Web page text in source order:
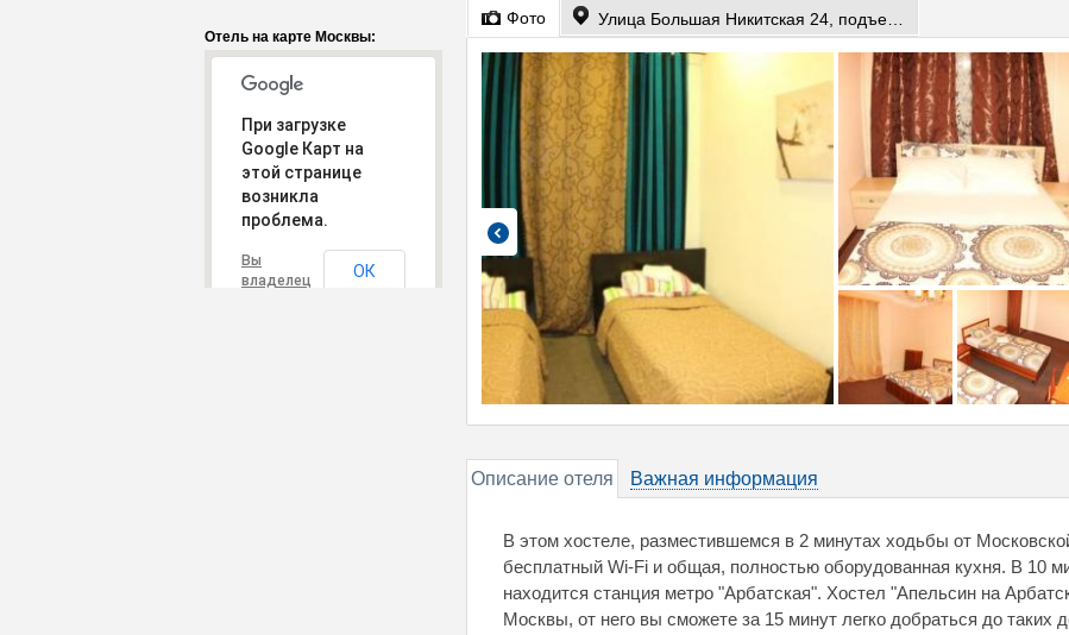
Отель на карте Москвы:
При загрузке
Google Карт на
этой странице
возникла
проблема.
Вы
владелец
ОК
Фото
Описание отеля Важная информация
В этом хостеле, разместившемся в 2 минутах ходьбы от
бесплатный Wi-Fi и общая, полностью оборудованная кухня. В 10
находится станция метро "Арбатская". Хостел "Апельсин на
Москвы, от него вы сможете за 15 минут легко добраться до таких